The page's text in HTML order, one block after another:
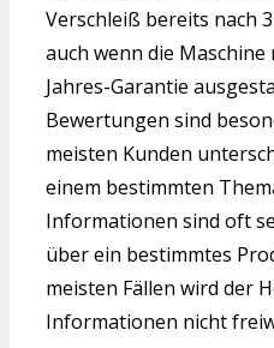
Verschleiß bereits nach
auch wenn die
Jahres-Garantie
Bewertungen sind
meisten Kunden
einem bestimmten
Informationen sind oft
über ein bestimmtes
meisten Fällen wird der
Informationen nicht